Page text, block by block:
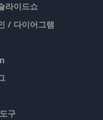
라이드쇼
/ 다이어그램
구